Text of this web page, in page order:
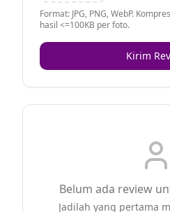
Format: JPG, PNG, WebP.
hasil <=100KB per foto.
Kirim
Belum ada review
Jadilah yang pertama